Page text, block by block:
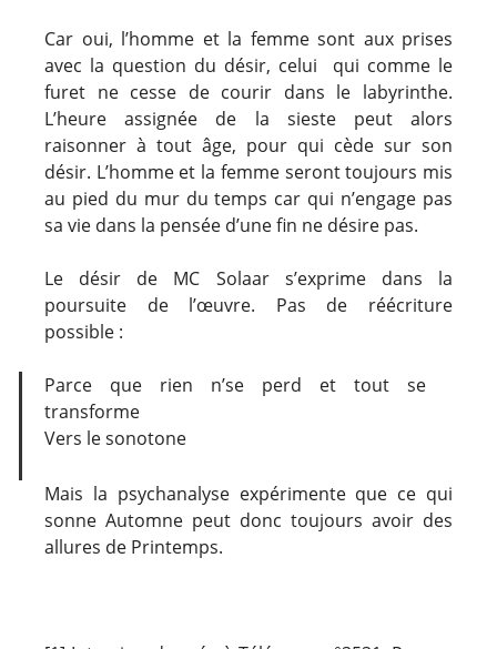
Car oui, l’homme et la femme sont aux prises
avec la question du désir, celui qui comme le
furet ne cesse de courir dans le labyrinthe.
L’heure assignée de la sieste peut alors
raisonner à tout âge, pour qui cède sur son
désir. L’homme et la femme seront toujours mis
au pied du mur du temps car qui n’engage pas
sa vie dans la pensée d’une fin ne désire pas.
Le désir de MC Solaar s’exprime dans la
poursuite de l’œuvre. Pas de réécriture
possible :
Parce que rien n’se perd et tout se
transforme
Vers le sonotone
Mais la psychanalyse expérimente que ce qui
sonne Automne peut donc toujours avoir des
allures de Printemps.